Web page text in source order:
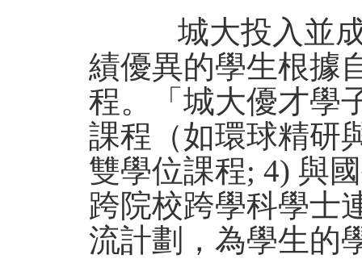
城大投入並成
績優異的學生根據
程。「城大優才學
課程（如環球精研
雙學位課程; 4) 與
跨院校跨學科學士
流計劃，為學生的